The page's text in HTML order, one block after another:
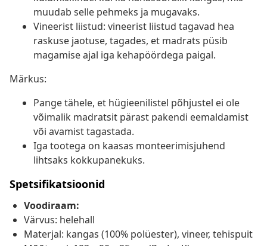
muudab selle pehmeks ja mugavaks.
Vineerist liistud: vineerist liistud tagavad hea
raskuse jaotuse, tagades, et madrats püsib
magamise ajal iga kehapöördega paigal.
Märkus:
Pange tähele, et hügieenilistel põhjustel ei ole
võimalik madratsit pärast pakendi eemaldamist
või avamist tagastada.
Iga tootega on kaasas monteerimisjuhend
lihtsaks kokkupanekuks.
Spetsifikatsioonid
Voodiraam:
Värvus: helehall
Materjal: kangas (100% polüester), vineer, tehispuit